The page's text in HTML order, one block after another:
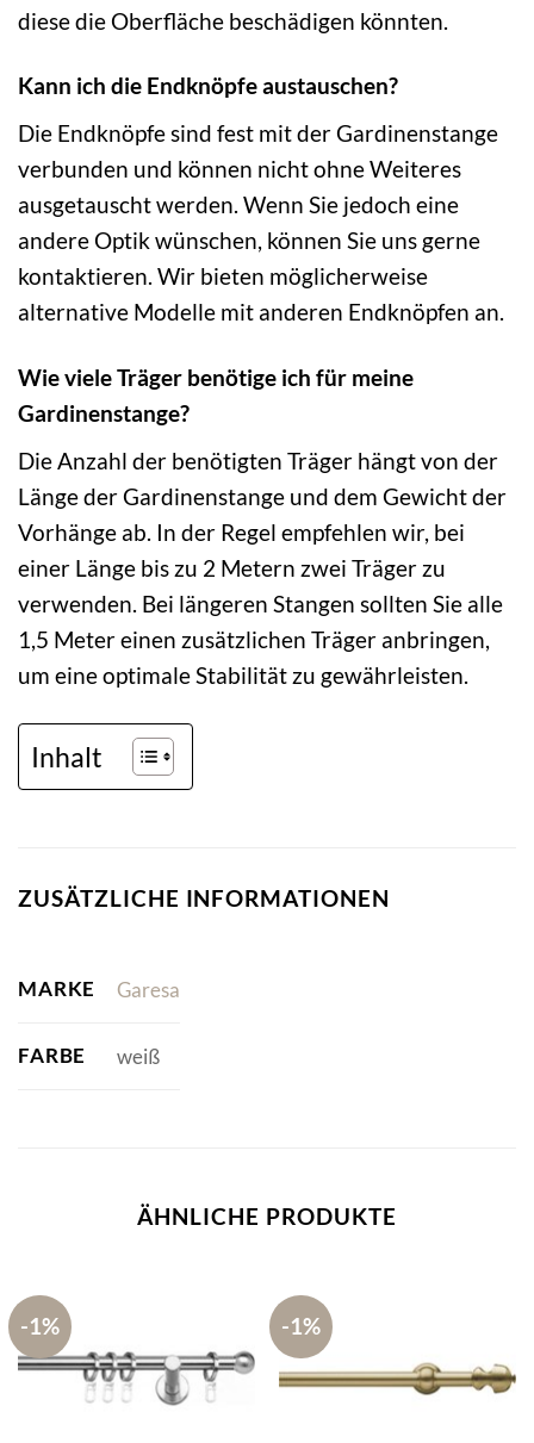
diese die Oberfläche beschädigen könnten.
Kann ich die Endknöpfe austauschen?
Die Endknöpfe sind fest mit der Gardinenstange
verbunden und können nicht ohne Weiteres
ausgetauscht werden. Wenn Sie jedoch eine
andere Optik wünschen, können Sie uns gerne
kontaktieren. Wir bieten möglicherweise
alternative Modelle mit anderen Endknöpfen an.
Wie viele Träger benötige ich für meine
Gardinenstange?
Die Anzahl der benötigten Träger hängt von der
Länge der Gardinenstange und dem Gewicht der
Vorhänge ab. In der Regel empfehlen wir, bei
einer Länge bis zu 2 Metern zwei Träger zu
verwenden. Bei längeren Stangen sollten Sie alle
1,5 Meter einen zusätzlichen Träger anbringen,
um eine optimale Stabilität zu gewährleisten.
Inhalt
ZUSÄTZLICHE INFORMATIONEN
MARKE Garesa
FARBE weiß
ÄHNLICHE PRODUKTE
-1% -1%